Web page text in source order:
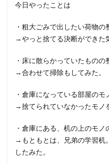
今日やったことは
・粗大ごみで出したい荷物の
→やっと捨てる決断ができた
・床に散らかっていたものの
→合わせて掃除もしてみた。
・倉庫になっている部屋のモ
→捨てられていなかったモノ
・倉庫にある、机の上のモノ
→もともとは、兄弟の学習机
したみた。